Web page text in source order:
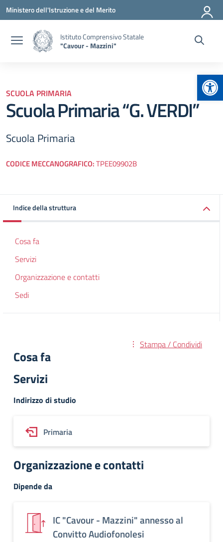
Vai ai contenuti
Vai al menu di navigazione
Vai al footer
Ministero dell'Istruzione e del Merito
Istituto Comprensivo Statale
"Cavour - Mazzini"
SCUOLA PRIMARIA
Scuola Primaria “G. VERDI”
Scuola Primaria
CODICE MECCANOGRAFICO:TPEE09902B
Indice della struttura
Cosa fa
Servizi
Organizzazione e contatti
Sedi
Stampa / Condividi
Cosa fa
Servizi
Indirizzo di studio
Primaria
Organizzazione e contatti
Dipende da
IC "Cavour - Mazzini" annesso al
Convitto Audiofonolesi